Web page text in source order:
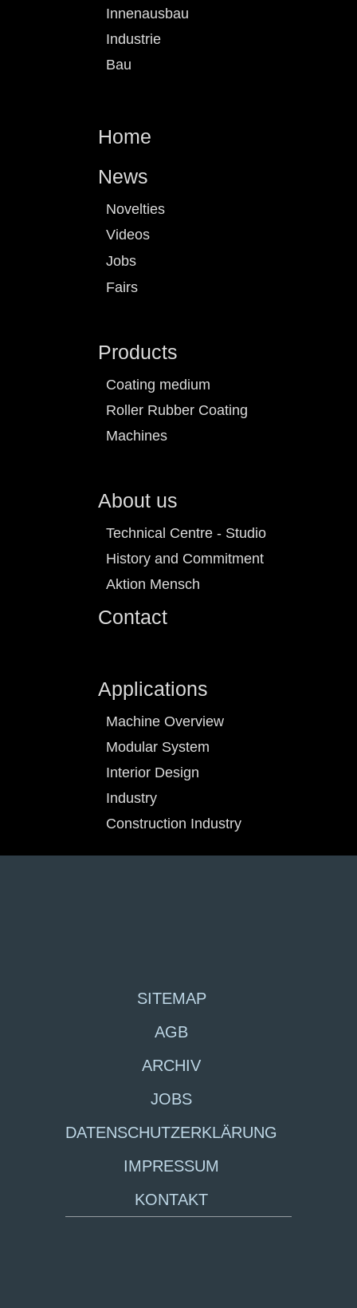
Innenausbau
Industrie
Bau
Home
News
Novelties
Videos
Jobs
Fairs
Products
Coating medium
Roller Rubber Coating
Machines
About us
Technical Centre - Studio
History and Commitment
Aktion Mensch
Contact
Applications
Machine Overview
Modular System
Interior Design
Industry
Construction Industry
SITEMAP
AGB
ARCHIV
JOBS
DATENSCHUTZERKLÄRUNG
IMPRESSUM
KONTAKT